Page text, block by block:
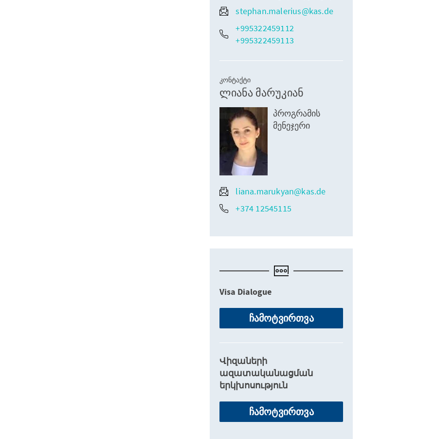
stephan.malerius@kas.de
+995322459112
+995322459113
ᲙᲝᲜᲢᲐᲥᲢᲘ
ლიანა მარუკიან
პროგრამის
მენეჯერი
liana.marukyan@kas.de
+374 12545115
Visa Dialogue
ჩამოტვირთვა
Վիզաների
ազատականացման
երկխոսություն
ჩამოტვირთვა